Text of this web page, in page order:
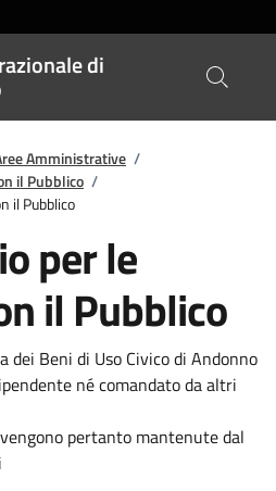
di
Amministrative /
il Pubblico /
il Pubblico
per le
il Pubblico
dei Beni di Uso Civico di Andonno
né comandato da altri
pertanto mantenute dal